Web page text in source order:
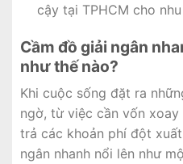
cậy tại TPHCM cho
Cầm đồ giải ngân
như thế nào?
Khi cuộc sống đặt ra
ngờ, từ việc cần vốn
trả các khoản phí đột
ngân nhanh nổi lên như